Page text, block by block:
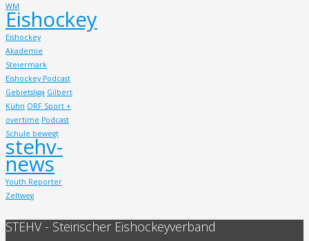
WM
Eishockey
Eishockey
Akademie
Steiermark
Eishockey Podcast
Gebietsliga Gilbert
Kühn ORF Sport +
overtime Podcast
Schule bewegt
stehv-
news
Youth Reporter
Zeltweg
STEHV - Steirischer Eishockeyverband